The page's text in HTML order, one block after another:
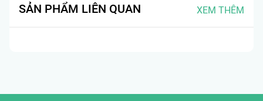
SẢN PHẨM LIÊN QUAN XEM THÊM